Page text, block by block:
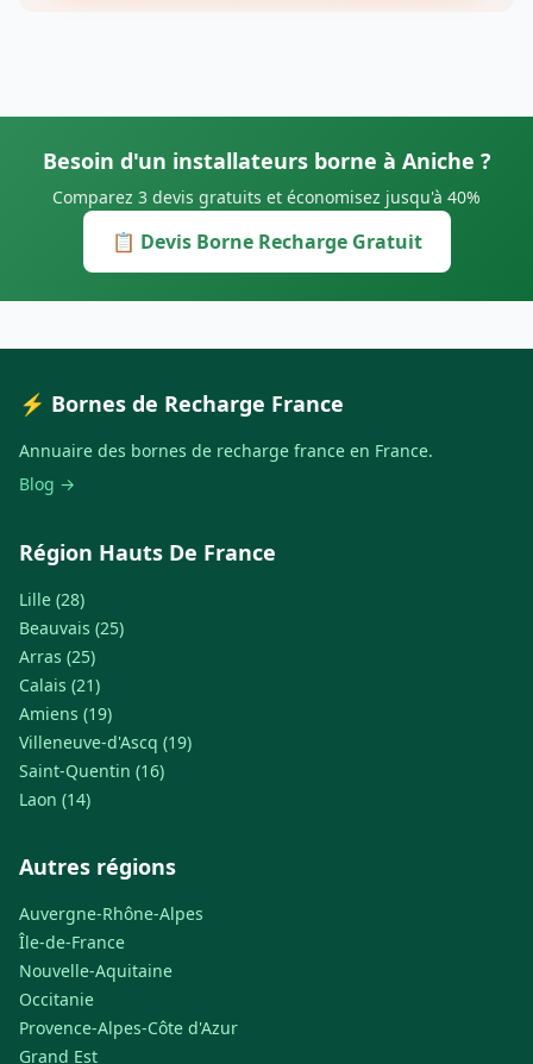
Besoin d'un installateurs borne à Aniche ?
Comparez 3 devis gratuits et économisez jusqu'à 40%
📋 Devis Borne Recharge Gratuit
⚡ Bornes de Recharge France
Annuaire des bornes de recharge france en France.
Blog →
Région Hauts De France
Lille (28)
Beauvais (25)
Arras (25)
Calais (21)
Amiens (19)
Villeneuve-d'Ascq (19)
Saint-Quentin (16)
Laon (14)
Autres régions
Auvergne-Rhône-Alpes
Île-de-France
Nouvelle-Aquitaine
Occitanie
Provence-Alpes-Côte d'Azur
Grand Est